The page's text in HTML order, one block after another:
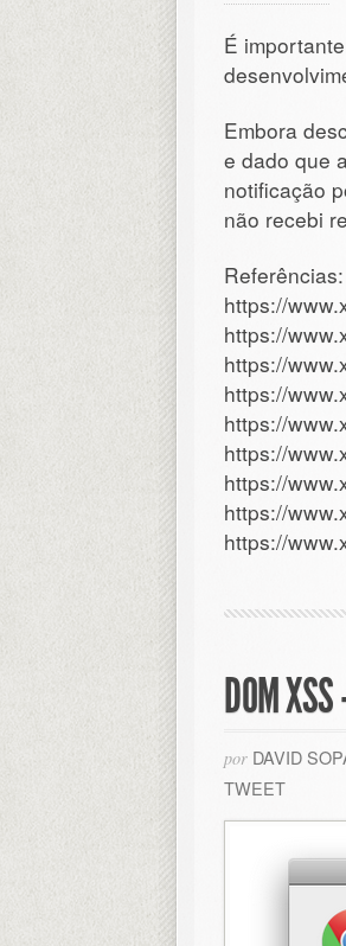
É
Embora
e dado que
notificação
não recebi
Referências:
https://
https://
https://
https://
https://
https://
https://
https://
https://
DOM
por DAVID
TWEET